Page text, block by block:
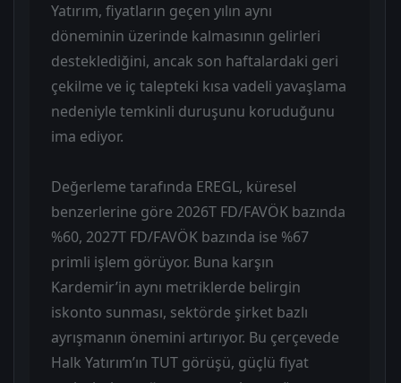
Yatırım, fiyatların geçen yılın aynı
döneminin üzerinde kalmasının gelirleri
desteklediğini, ancak son haftalardaki geri
çekilme ve iç talepteki kısa vadeli yavaşlama
nedeniyle temkinli duruşunu koruduğunu
ima ediyor.
Değerleme tarafında EREGL, küresel
benzerlerine göre 2026T FD/FAVÖK bazında
%60, 2027T FD/FAVÖK bazında ise %67
primli işlem görüyor. Buna karşın
Kardemir’in aynı metriklerde belirgin
iskonto sunması, sektörde şirket bazlı
ayrışmanın önemini artırıyor. Bu çerçevede
Halk Yatırım’ın TUT görüşü, güçlü fiyat